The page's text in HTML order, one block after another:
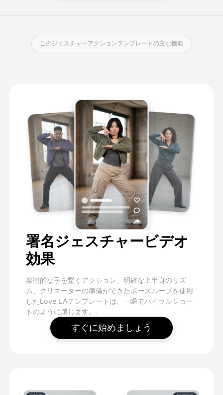
このジェスチャーアクションテンプレートの主な機能
署名ジェスチャービデオ
効果
楽観的な手を繋ぐアクション、明確な上半身のリズ
ム、クリエーターの準備ができたポーズループを使用
したLove LAテンプレートは、一瞬でバイラルショー
トのように感じます。.
すぐに始めましょう